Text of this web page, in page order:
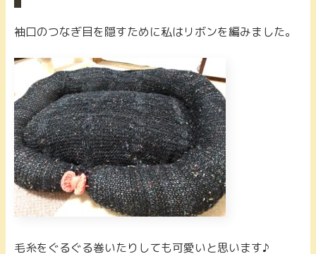
袖口のつなぎ目を隠すために私はリボンを編みました。
毛糸をぐるぐる巻いたりしても可愛いと思います♪